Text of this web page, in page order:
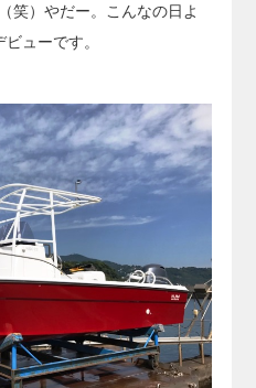
笑）やだー。こんなの日よ
ューです。